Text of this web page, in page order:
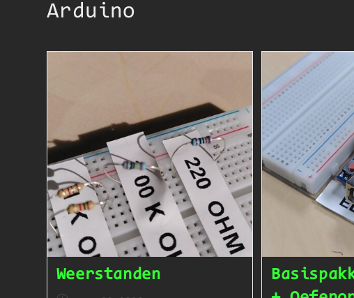
Arduino
Weerstanden